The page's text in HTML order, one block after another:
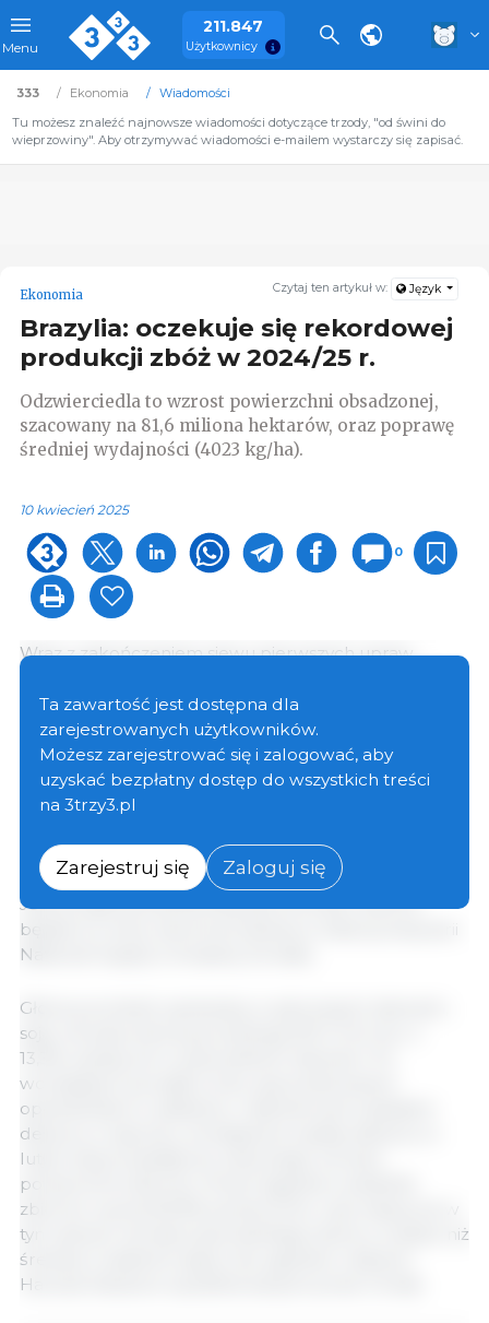
Menu
211.847
Użytkownicy
333 Ekonomia
Wiadomości
Tu możesz znaleźć najnowsze wiadomości dotyczące trzody, "od świni do
wieprzowiny". Aby otrzymywać wiadomości e-mailem wystarczy się zapisać.
Czytaj ten artykuł w: Język
Ekonomia
Brazylia: oczekuje się rekordowej
produkcji zbóż w 2024/25 r.
Odzwierciedla to wzrost powierzchni obsadzonej,
szacowany na 81,6 miliona hektarów, oraz poprawę
średniej wydajności (4023 kg/ha).
10 kwiecień 2025
0
Wraz z zakończeniem siewu pierwszych upraw
zaktualizowano aktualne szacunki produkcji zbóż w
żniwach 2024/25 i wynosi ona 328,3 mln ton, co
stanowi wzrost o 10,3% w stosunku do wielkości
uzyskanej w poprzednim sezonie, co oznacza wzrost
o 30,6 mln ton do zebrania. Wynik ten odzwierciedla
na 81,6 mln hektarów, jak i poprawę średniej
wydajności upraw, prognozowanej na 4023 kg/ha.
Jeśli prognozy potwierdzą się na koniec sezonu,
będzie to nowy rekord produkcji w historycznej serii
National Supply Company (Conab).
Główny produkt uprawiany w pierwszych zbiorach,
soja, ma szacunkową produkcję 167,4 mln ton, o
13,3% wyższą niż w poprzednich zbiorach. Po
wolniejszym początku żniw, spowodowanym
opóźnieniami w sadzeniu i nadmiernymi opadami
deszczu w styczniu, zmniejszone opady deszczu w
lutym doprowadziły do znacznego wzrostu
powierzchni zbiorów. W tym tygodniu wskaźnik
zbiorów wynosi 60,9% powierzchni, czyli więcej niż w
tym samym okresie poprzedniego sezonu, a także niż
średnia z ostatnich pięciu lat, zgodnie z danymi
Harvest Advance opublikowanymi przez Conab.
Ta zawartość jest dostępna dla
zarejestrowanych użytkowników.
Możesz zarejestrować się i zalogować, aby
uzyskać bezpłatny dostęp do wszystkich treści
na 3trzy3.pl
Zarejestruj się Zaloguj się